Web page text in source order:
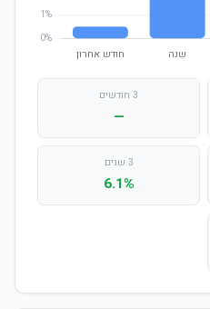
3 חודשים
—
3 שנים
6.1%